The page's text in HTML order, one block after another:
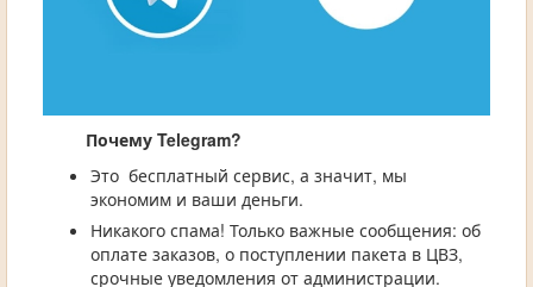
Почему Telegram?
Это бесплатный сервис, а значит, мы
экономим и ваши деньги.
Никакого спама! Только важные сообщения: об
оплате заказов, о поступлении пакета в ЦВЗ,
срочные уведомления от администрации.